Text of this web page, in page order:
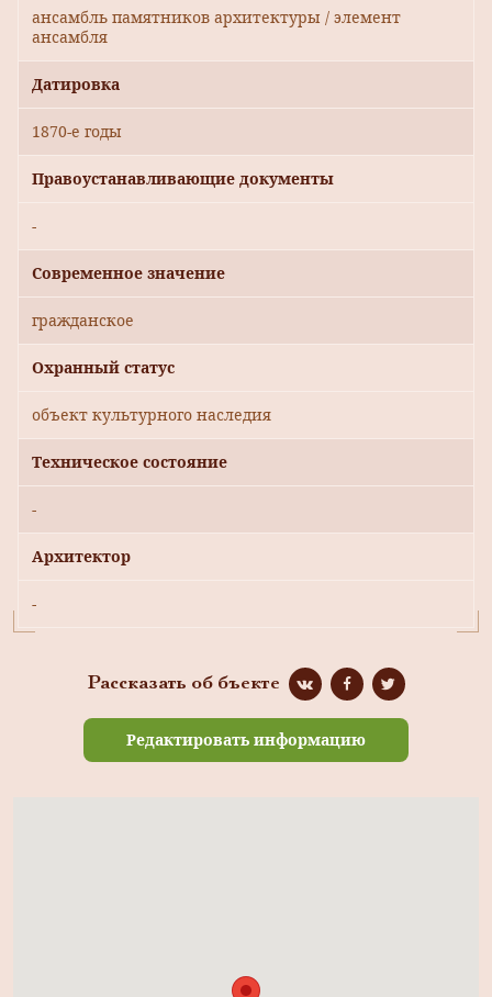
ансамбль памятников архитектуры / элемент
ансамбля
Датировка
1870-е годы
Правоустанавливающие документы
-
Современное значение
гражданское
Охранный статус
объект культурного наследия
Техническое состояние
-
Архитектор
-
Рассказать об бъекте
Редактировать информацию